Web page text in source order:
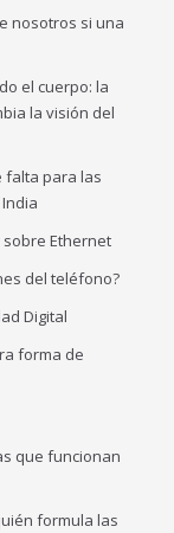
nosotros si una
el cuerpo: la
la visión del
falta para las
Ethernet
del teléfono?
Digital
forma de
que funcionan
formula las